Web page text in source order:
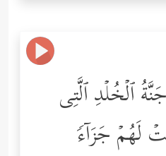
ٱلۡخُلۡدِ ٱلَّتِی
لَهُمۡ جَزَاۤءࣰ